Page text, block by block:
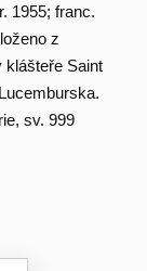
1955; franc.
z
klášteře Saint
sv. 999